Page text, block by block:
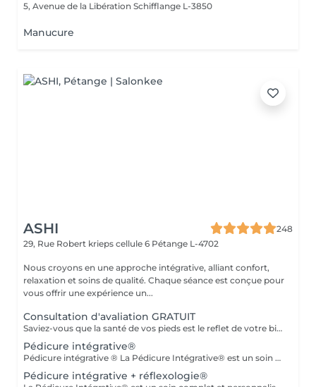
5, Avenue de la Libération Schifflange L-3850
Manucure
ASHI
248
29, Rue Robert krieps cellule 6 Pétange L-4702
Nous croyons en une approche intégrative, alliant confort,
relaxation et soins de qualité. Chaque séance est conçue pour
vous offrir une expérience un...
Consultation d'avaliation GRATUIT
Saviez-vous que la santé de vos pieds est le reflet de votre bien-être général ? En associant la pédicurie spécialisée à la réflexologie plantaire et aux thérapies intégratives, je vous propose un accompagnement sur mesure. Au-delà du soin technique des affections du pied, je vous aide à relâcher le stress et à retrouver une harmonie profonde entre le corps et l'esprit. Offrez à vos pieds l'attention qu'ils méritent.
Pédicure intégrative®
Pédicure intégrative ® La Pédicure Intégrative® est un soin complet et personnalisé qui combine santé des pieds et bien-être. Prendre soin de vos pieds, c'est aussi prendre soin de votre santé globale. Ce que nous offrons : - Diagnostic : Analyse approfondie de l'état de vos pieds pour un soin parfaitement adapté à vos besoins. - Soin de Haute Qualité : Traitement des ongles et de la peau avec des produits de qualité supérieure pour garantir hygiène et confort.
Pédicure intégrative + réflexologie®